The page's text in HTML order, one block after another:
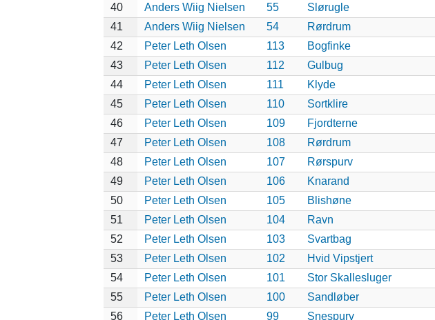
40
Anders Wiig Nielsen 55 Slørugle
41
Anders Wiig Nielsen 54 Rørdrum
42
Peter Leth Olsen 113 Bogfinke
43
Peter Leth Olsen 112 Gulbug
44
Peter Leth Olsen 111 Klyde
45
Peter Leth Olsen 110 Sortklire
46
Peter Leth Olsen 109 Fjordterne
47
Peter Leth Olsen 108 Rørdrum
48
Peter Leth Olsen 107 Rørspurv
49
Peter Leth Olsen 106 Knarand
50
Peter Leth Olsen 105 Blishøne
51
Peter Leth Olsen 104 Ravn
52
Peter Leth Olsen 103 Svartbag
53
Peter Leth Olsen 102 Hvid Vipstjert
54
Peter Leth Olsen 101 Stor Skallesluger
55
Peter Leth Olsen 100 Sandløber
56
Peter Leth Olsen 99 Snespurv